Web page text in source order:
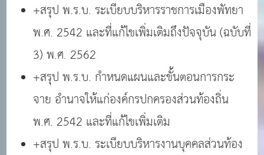
+สรุป พ.ร.บ. ระเบียบบริหารราชการเมืองพัทยา
พ.ศ. 2542 และที่แก้ไขเพิ่มเติมถึงปัจจุบัน (ฉบับที่
3) พ.ศ. 2562
+สรุป พ.ร.บ. กำหนดแผนและขั้นตอนการกระ
จาย อำนาจให้แก่องค์กรปกครองส่วนท้องถิ่น
พ.ศ. 2542 และที่แก้ไขเพิ่มเติม
+สรุป พ.ร.บ. ระเบียบบริหารงานบุคคลส่วนท้อง